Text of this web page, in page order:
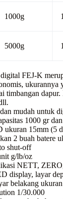
1000g
5000g
FEJ-K
ukurannya
timbangan
mudah untuk
1000 gr
ukuran 15mm (5
2 buah batere
shut-off
g/lb/oz
NETT,
display, layar
belakang
1/30.000